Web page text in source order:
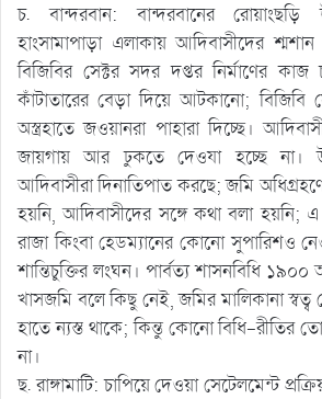
চ. বান্দরবান: বান্দরবানের রোয়াংছড়ি
হাংসামাপাড়া এলাকায় আদিবাসীদের
বিজিবির সেক্টর সদর দপ্তর নির্মাণের
কাঁটাতারের বেড়া দিয়ে আটকানো; বিজিবি
অস্ত্রহাতে জওয়ানরা পাহারা দিচ্ছে।
জায়গায় আর ঢুকতে দেওযা হচ্ছে না।
আদিবাসীরা দিনাতিপাত করছে; জমি
হয়নি, আদিবাসীদের সঙ্গে কথা বলা হয়নি; এ
রাজা কিংবা হেডম্যানের কোনো সুপারিশও
শান্তিচুক্তির লংঘন। পার্বত্য শাসনবিধি ১৯০০
খাসজমি বলে কিছু নেই, জমির মালিকানা স্বত্ব
হাতে ন্যস্ত থাকে; কিন্তু কোনো বিধি-রীতির
না।
ছ. রাঙ্গামাটি: চাপিয়ে দেওয়া সেটেলমেন্ট